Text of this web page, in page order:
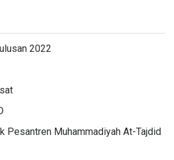
2022
Pesantren Muhammadiyah At-Tajdid